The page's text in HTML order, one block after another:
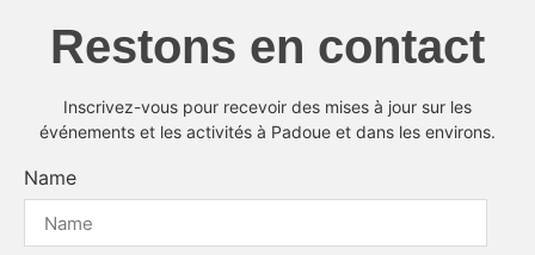
Restons en contact
Inscrivez-vous pour recevoir des mises à jour sur les
événements et les activités à Padoue et dans les environs.
Name